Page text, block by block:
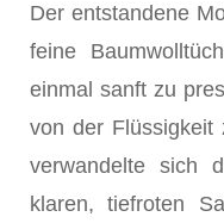
Der entstandene
feine
einmal sanft zu
von der Flüssigkeit
verwandelte sich
klaren, tiefroten